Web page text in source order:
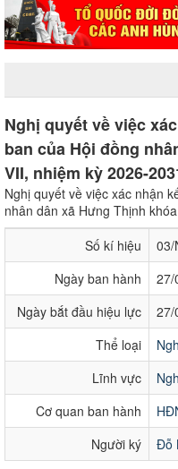
Nghị quyết về việc
ban của Hội đồng
VII, nhiệm kỳ 2026-
Nghị quyết về việc xác nhận
nhân dân xã Hưng Thịnh
Số kí hiệu
03/
Ngày ban hành
27/
Ngày bắt đầu hiệu lực
27/
Thể loại
Lĩnh vực
Cơ quan ban hành
Người ký
Đỗ